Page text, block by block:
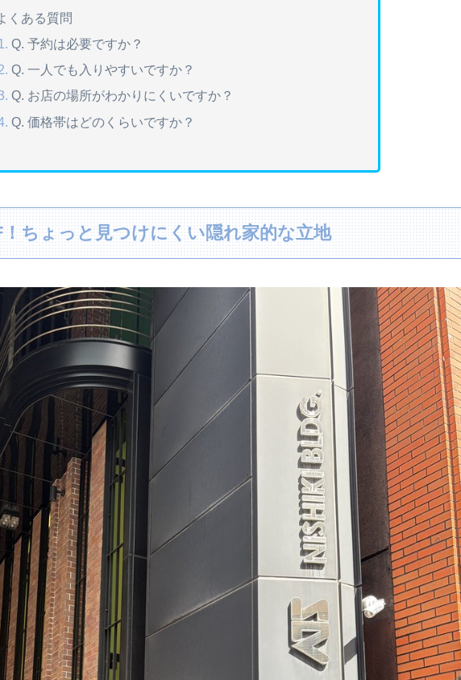
くある質問
Q. 予約は必要ですか？
Q. 一人でも入りやすいですか？
Q. お店の場所がわかりにくいですか？
Q. 価格帯はどのくらいですか？
ちょっと見つけにくい隠れ家的な立地